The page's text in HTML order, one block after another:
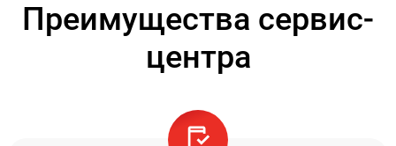
Преимущества сервис-
центра